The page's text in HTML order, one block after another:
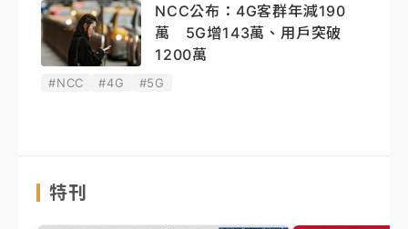
NCC公布：4G客群年減190
萬 5G增143萬、用戶突破
1200萬
#NCC #4G #5G
特刊